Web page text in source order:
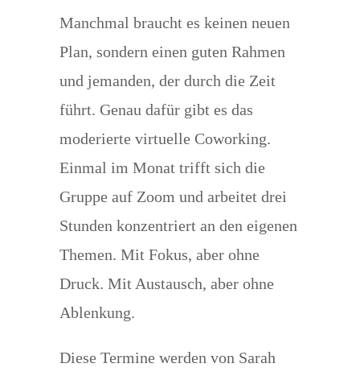
Manchmal braucht es keinen neuen
Plan, sondern einen guten Rahmen
und jemanden, der durch die Zeit
führt. Genau dafür gibt es das
moderierte virtuelle Coworking.
Einmal im Monat trifft sich die
Gruppe auf Zoom und arbeitet drei
Stunden konzentriert an den eigenen
Themen. Mit Fokus, aber ohne
Druck. Mit Austausch, aber ohne
Ablenkung.
Diese Termine werden von Sarah